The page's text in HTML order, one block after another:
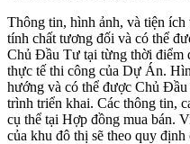
Thông tin, hình ảnh, và tiện
tính chất tương đối và có thể
Chủ Đầu Tư tại từng thời điểm
thực tế thi công của Dự Án.
hướng và có thể được Chủ
trình triển khai. Các thông tin,
cụ thể tại Hợp đồng mua bán.
của khu đô thị sẽ theo quy định